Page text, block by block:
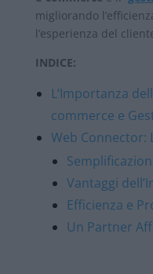
migliorando
l’esperienza del
INDICE:
L’Importanza
commerce e
Web Connector:
Vantaggi
Efficienza e
Un Partner